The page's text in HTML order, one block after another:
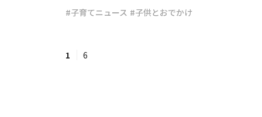
#子育てニュース #子供とおでかけ
1 6